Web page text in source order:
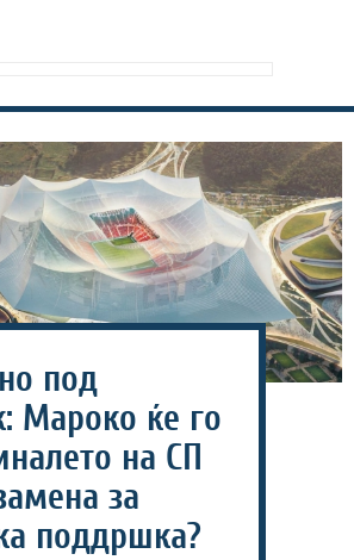
под
Мароко ќе го
на СП
за
поддршка?